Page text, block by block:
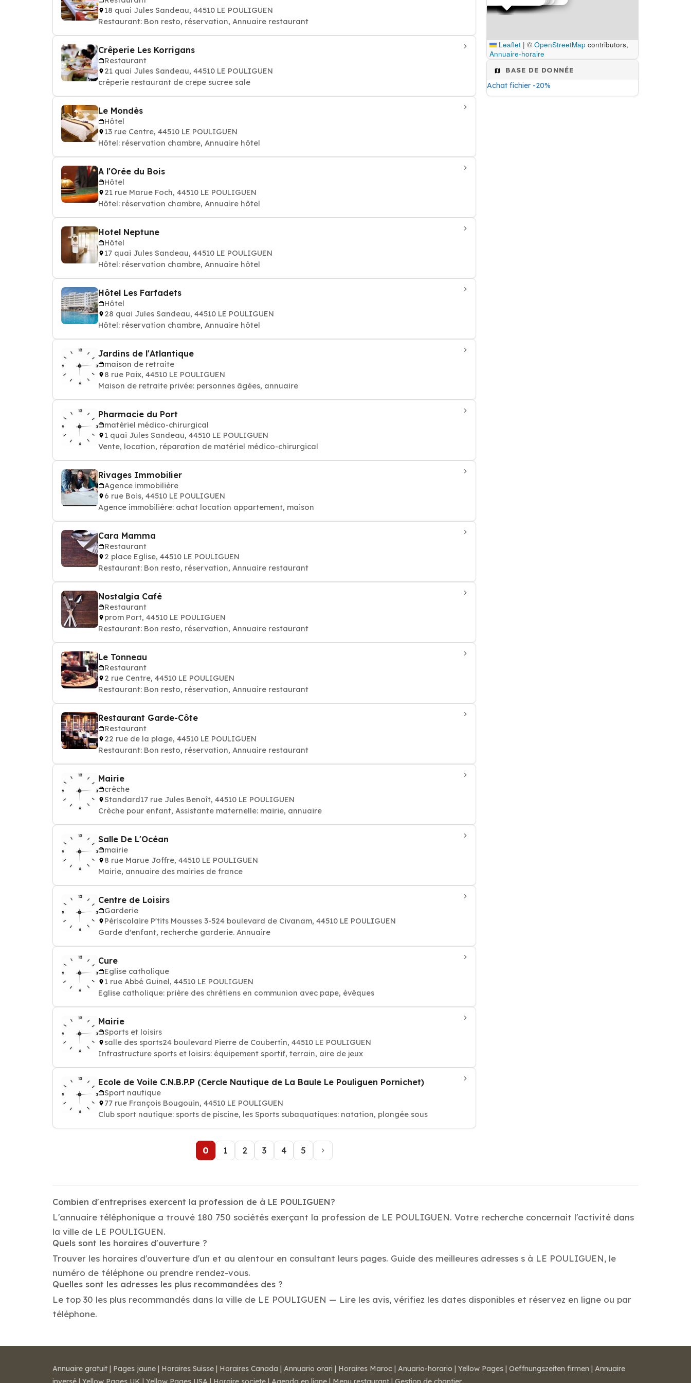
18 quai Jules Sandeau, 44510 LE POULIGUEN
Restaurant: Bon resto, réservation, Annuaire restaurant
Crêperie Les Korrigans
Restaurant
21 quai Jules Sandeau, 44510 LE POULIGUEN
crêperie restaurant de crepe sucree sale
Le Mondès
Hôtel
13 rue Centre, 44510 LE POULIGUEN
Hôtel: réservation chambre, Annuaire hôtel
A l'Orée du Bois
Hôtel
21 rue Marue Foch, 44510 LE POULIGUEN
Hôtel: réservation chambre, Annuaire hôtel
Hotel Neptune
Hôtel
17 quai Jules Sandeau, 44510 LE POULIGUEN
Hôtel: réservation chambre, Annuaire hôtel
Hôtel Les Farfadets
Hôtel
28 quai Jules Sandeau, 44510 LE POULIGUEN
Hôtel: réservation chambre, Annuaire hôtel
Jardins de l'Atlantique
maison de retraite
8 rue Paix, 44510 LE POULIGUEN
Maison de retraite privée: personnes âgées, annuaire
Pharmacie du Port
matériel médico-chirurgical
1 quai Jules Sandeau, 44510 LE POULIGUEN
Vente, location, réparation de matériel médico-chirurgical
Rivages Immobilier
Agence immobilière
6 rue Bois, 44510 LE POULIGUEN
Agence immobilière: achat location appartement, maison
Cara Mamma
Restaurant
2 place Eglise, 44510 LE POULIGUEN
Restaurant: Bon resto, réservation, Annuaire restaurant
Nostalgia Café
Restaurant
prom Port, 44510 LE POULIGUEN
Restaurant: Bon resto, réservation, Annuaire restaurant
Le Tonneau
Restaurant
2 rue Centre, 44510 LE POULIGUEN
Restaurant: Bon resto, réservation, Annuaire restaurant
Restaurant Garde-Côte
Restaurant
22 rue de la plage, 44510 LE POULIGUEN
Restaurant: Bon resto, réservation, Annuaire restaurant
Mairie
crèche
Standard17 rue Jules Benoît, 44510 LE POULIGUEN
Crèche pour enfant, Assistante maternelle: mairie, annuaire
Salle De L'Océan
mairie
8 rue Marue Joffre, 44510 LE POULIGUEN
Mairie, annuaire des mairies de france
Centre de Loisirs
Garderie
Périscolaire P'tits Mousses 3-524 boulevard de Civanam, 44510 LE POULIGUEN
Garde d'enfant, recherche garderie. Annuaire
Cure
Eglise catholique
1 rue Abbé Guinel, 44510 LE POULIGUEN
Eglise catholique: prière des chrétiens en communion avec pape, évêques
Mairie
Sports et loisirs
salle des sports24 boulevard Pierre de Coubertin, 44510 LE POULIGUEN
Infrastructure sports et loisirs: équipement sportif, terrain, aire de jeux
Ecole de Voile C.N.B.P.P (Cercle Nautique de La Baule Le Pouliguen Pornichet)
Sport nautique
77 rue François Bougouin, 44510 LE POULIGUEN
Club sport nautique: sports de piscine, les Sports subaquatiques: natation, plongée sous
0 1 2 3 4 5
Leaflet | © OpenStreetMap contributors,
Annuaire-horaire
BASE DE DONNÉE
Achat fichier -20%
Combien d'entreprises exercent la profession de à LE POULIGUEN?
L'annuaire téléphonique a trouvé 180 750 sociétés exerçant la profession de LE POULIGUEN. Votre recherche concernait l'activité dans
la ville de LE POULIGUEN.
Quels sont les horaires d'ouverture ?
Trouver les horaires d'ouverture d'un et au alentour en consultant leurs pages. Guide des meilleures adresses s à LE POULIGUEN, le
numéro de téléphone ou prendre rendez-vous.
Quelles sont les adresses les plus recommandées des ?
Le top 30 les plus recommandés dans la ville de LE POULIGUEN — Lire les avis, vérifiez les dates disponibles et réservez en ligne ou par
téléphone.
Annuaire gratuit | Pages jaune | Horaires Suisse | Horaires Canada | Annuario orari | Horaires Maroc | Anuario-horario | Yellow Pages | Oeffnungszeiten firmen | Annuaire